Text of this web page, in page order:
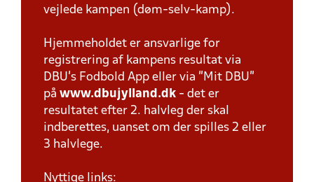
vejlede kampen (døm-selv-kamp).
Hjemmeholdet er ansvarlige for
registrering af kampens resultat via
DBU’s Fodbold App eller via ”Mit DBU”
på www.dbujylland.dk - det er
resultatet efter 2. halvleg der skal
indberettes, uanset om der spilles 2 eller
3 halvlege.
Nyttige links: